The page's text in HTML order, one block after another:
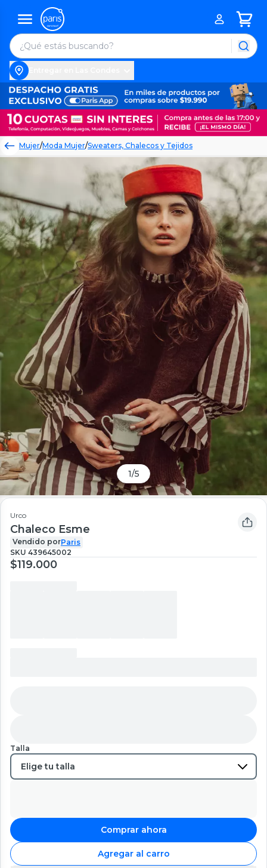
Mujer/Moda Mujer/Sweaters, Chalecos y Tejidos
1/5
Urco
Chaleco Esme
Vendido porParis
SKU 439645002
$119.000
Talla
Comprar ahora
Agregar al carro